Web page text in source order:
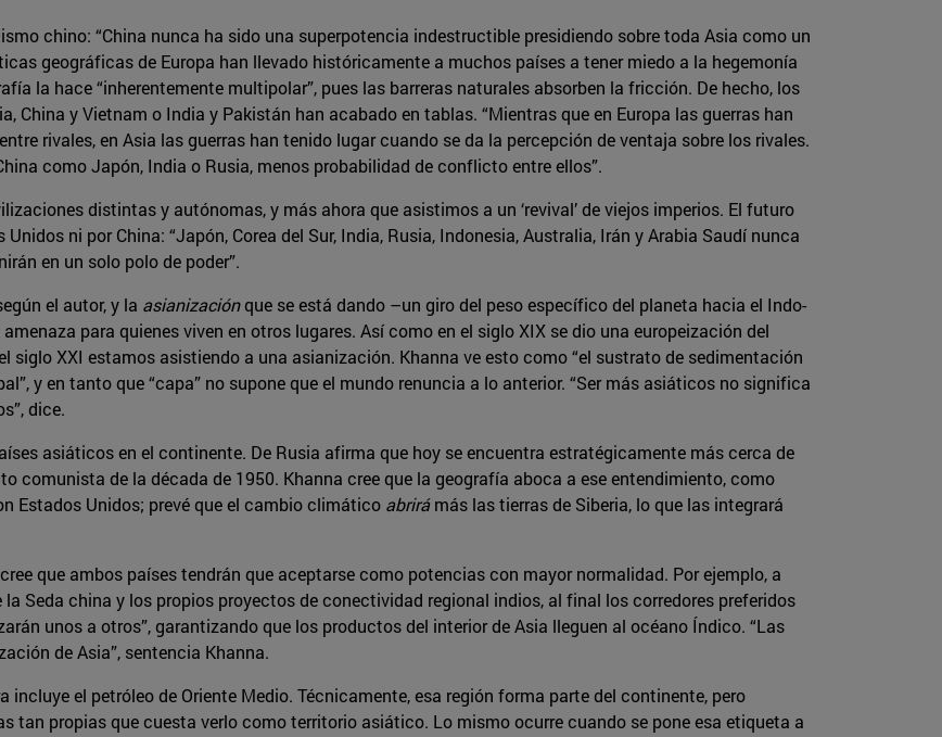
chino: “China nunca ha sido una superpotencia indestructible presidiendo sobre toda Asia como un
geográficas de Europa han llevado históricamente a muchos países a tener miedo a la hegemonía
la hace “inherentemente multipolar”, pues las barreras naturales absorben la fricción. De hecho, los
China y Vietnam o India y Pakistán han acabado en tablas. “Mientras que en Europa las guerras han
rivales, en Asia las guerras han tenido lugar cuando se da la percepción de ventaja sobre los rivales.
como Japón, India o Rusia, menos probabilidad de conflicto entre ellos”.
distintas y autónomas, y más ahora que asistimos a un ‘revival’ de viejos imperios. El futuro
ni por China: “Japón, Corea del Sur, India, Rusia, Indonesia, Australia, Irán y Arabia Saudí nunca
en un solo polo de poder”.
el autor, y la asianizaciónque se está dando –un giro del peso específico del planeta hacia el Indo-
para quienes viven en otros lugares. Así como en el siglo XIX se dio una europeización del
siglo XXI estamos asistiendo a una asianización. Khanna ve esto como “el sustrato de sedimentación
y en tanto que “capa” no supone que el mundo renuncia a lo anterior. “Ser más asiáticos no significa
dice.
asiáticos en el continente. De Rusia afirma que hoy se encuentra estratégicamente más cerca de
comunista de la década de 1950. Khanna cree que la geografía aboca a ese entendimiento, como
Estados Unidos; prevé que el cambio climático abrirámás las tierras de Siberia, lo que las integrará
que ambos países tendrán que aceptarse como potencias con mayor normalidad. Por ejemplo, a
Seda china y los propios proyectos de conectividad regional indios, al final los corredores preferidos
unos a otros”, garantizando que los productos del interior de Asia lleguen al océano Índico. “Las
de Asia”, sentencia Khanna.
incluye el petróleo de Oriente Medio. Técnicamente, esa región forma parte del continente, pero
propias que cuesta verlo como territorio asiático. Lo mismo ocurre cuando se pone esa etiqueta a